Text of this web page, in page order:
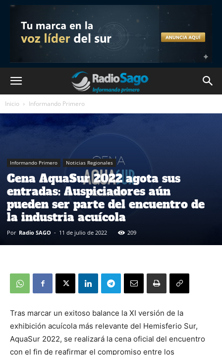
Inicio Informando Primero
Informando Primero Noticias Regionales
Cena AquaSur 2022 agota sus
entradas: Auspiciadores aún
pueden ser parte del encuentro de
la industria acuícola
Por Radio SAGO - 11 de julio de 2022 209
Tras marcar un exitoso balance la XI versión de la
exhibición acuícola más relevante del Hemisferio Sur,
AquaSur 2022, se realizará la cena oficial del encuentro
con el fin de reafirmar el compromiso entre los